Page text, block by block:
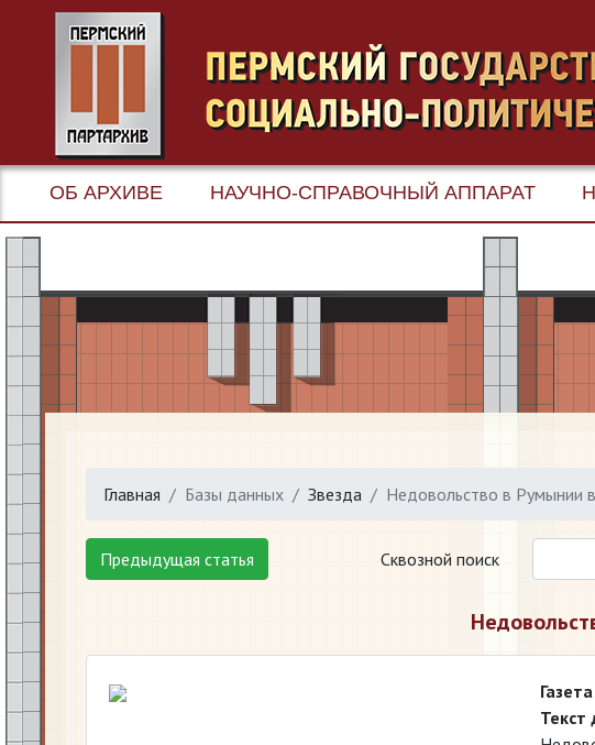
ОБ АРХИВЕ НАУЧНО-СПРАВОЧНЫЙ АППАРАТ
Главная Базы данных Звезда Недовольство в Румынии
Предыдущая статья Сквозной поиск
Газета
Текст